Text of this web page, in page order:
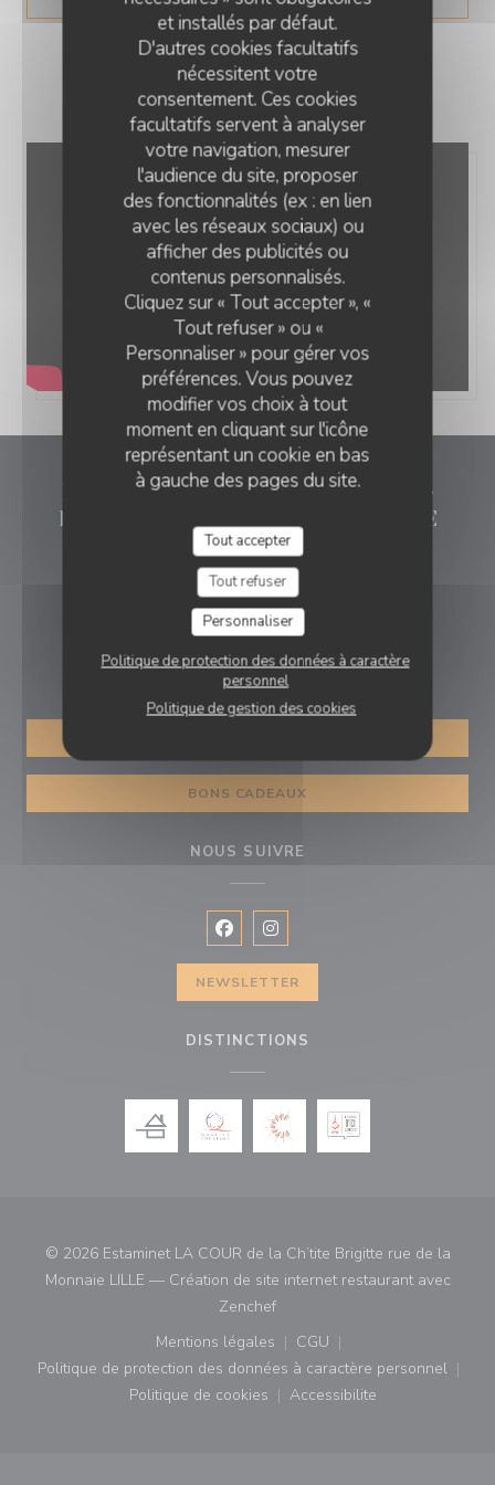
et installés par défaut.
D'autres cookies facultatifs
nécessitent votre
consentement. Ces cookies
facultatifs servent à analyser
votre navigation, mesurer
l'audience du site, proposer
des fonctionnalités (ex : en lien
avec les réseaux sociaux) ou
afficher des publicités ou
contenus personnalisés.
Cliquez sur « Tout accepter », «
Tout refuser » ou «
Personnaliser » pour gérer vos
préférences. Vous pouvez
modifier vos choix à tout
moment en cliquant sur l'icône
représentant un cookie en bas
à gauche des pages du site.
Tout accepter
Tout refuser
Personnaliser
Politique de protection des données à caractère
personnel
Politique de gestion des cookies
Estaminet LA COUR de la Ch’tite
Brigitte rue de la Monnaie LILLE
61 Rue de la Monnaie 59800 Lille
03 45 16 80 47
RÉSERVATION
BONS CADEAUX
NOUS SUIVRE
Facebook ((ouvre une nouvelle
Instagram ((ouvre une
NEWSLETTER
DISTINCTIONS
© 2026 Estaminet LA COUR de la Ch’tite Brigitte rue de la
Monnaie LILLE — Création de site internet restaurant avec
Zenchef((ouvre une nouvelle fenêtre))
Mentions légales
((ouvre une nouvelle fenêtre))
CGU
((ouvre une nouvelle
Politique de protection des données à caractère personnel
((ouvre une nouvelle fenêtre))
Politique de cookies
((ouvre une nouvelle fenêtre))
Accessibilite
((ouvre une nouvelle